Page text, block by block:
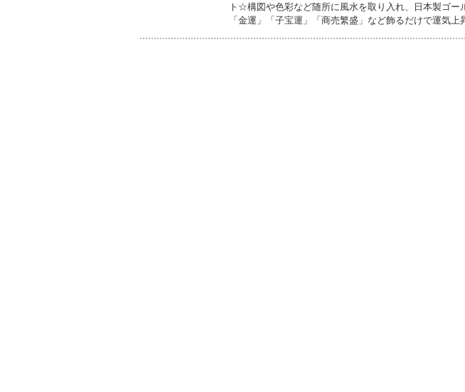
ト☆構図や色彩など随所に風水を取り入れ、日本製ゴー
「金運」「子宝運」「商売繁盛」など飾るだけで運気上